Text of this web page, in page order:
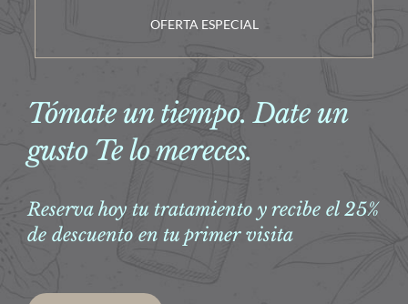
OFERTA ESPECIAL
Tómate un tiempo. Date un
gusto Te lo mereces.
Reserva hoy tu tratamiento y recibe el 25%
de descuento en tu primer visita